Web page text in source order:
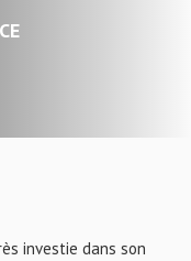
investie dans son